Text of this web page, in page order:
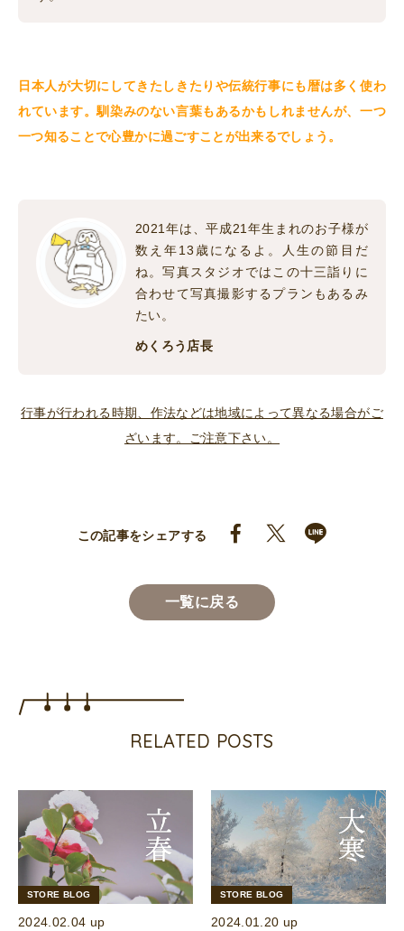
日本人が大切にしてきたしきたりや伝統行事にも暦は多く使わ
れています。馴染みのない言葉もあるかもしれませんが、一つ
一つ知ることで心豊かに過ごすことが出来るでしょう。
2021年は、平成21年生まれのお子様が
数え年13歳になるよ。人生の節目だ
ね。写真スタジオではこの十三詣りに
合わせて写真撮影するプランもあるみ
たい。
めくろう店長
行事が行われる時期、作法などは地域によって異なる場合がご
ざいます。ご注意下さい。
この記事をシェアする
一覧に戻る
RELATED POSTS
STORE BLOG
2024.02.04 up
STORE BLOG
2024.01.20 up